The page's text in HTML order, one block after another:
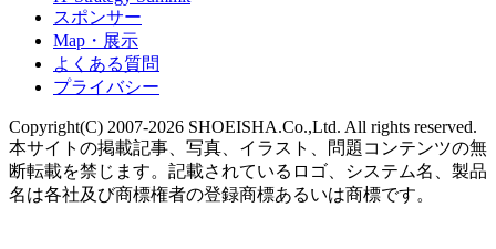
スポンサー
Map・展示
よくある質問
プライバシー
Copyright(C) 2007-2026 SHOEISHA.Co.,Ltd. All rights reserved.
本サイトの掲載記事、写真、イラスト、問題コンテンツの無
断転載を禁じます。記載されているロゴ、システム名、製品
名は各社及び商標権者の登録商標あるいは商標です。